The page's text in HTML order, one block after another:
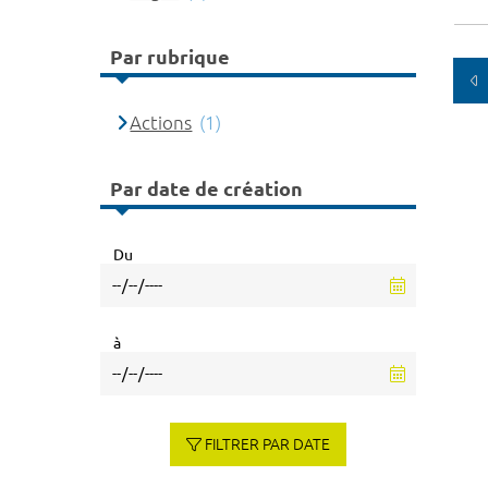
Par rubrique
Actions (1)
Par date de création
Du
à
FILTRER PAR DATE